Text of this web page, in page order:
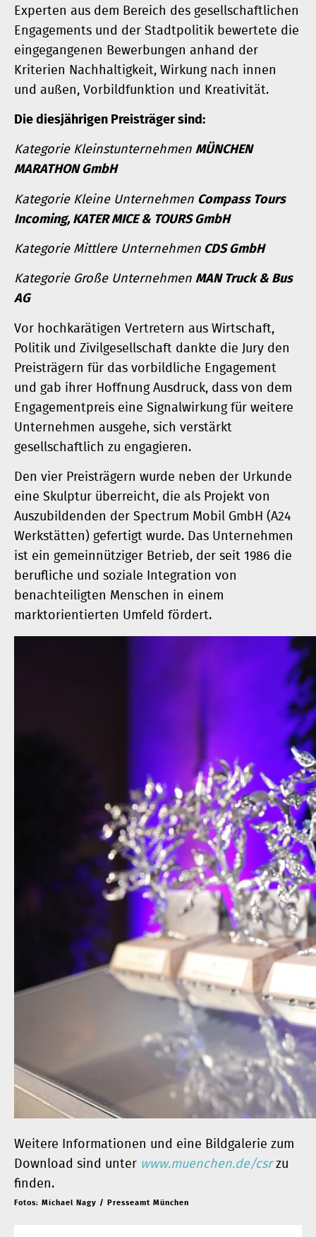
Experten aus dem Bereich des gesellschaftlichen
Engagements und der Stadtpolitik bewertete die
eingegangenen Bewerbungen anhand der
Kriterien Nachhaltigkeit, Wirkung nach innen
und außen, Vorbildfunktion und Kreativität.
Die diesjährigen Preisträger sind:
Kategorie Kleinstunternehmen MÜNCHEN
MARATHON GmbH
Kategorie Kleine Unternehmen Compass Tours
Incoming, KATER MICE & TOURS GmbH
Kategorie Mittlere Unternehmen CDS GmbH
Kategorie Große Unternehmen MAN Truck & Bus
AG
Vor hochkarätigen Vertretern aus Wirtschaft,
Politik und Zivilgesellschaft dankte die Jury den
Preisträgern für das vorbildliche Engagement
und gab ihrer Hoffnung Ausdruck, dass von dem
Engagementpreis eine Signalwirkung für weitere
Unternehmen ausgehe, sich verstärkt
gesellschaftlich zu engagieren.
Den vier Preisträgern wurde neben der Urkunde
eine Skulptur überreicht, die als Projekt von
Auszubildenden der Spectrum Mobil GmbH (A24
Werkstätten) gefertigt wurde. Das Unternehmen
ist ein gemeinnütziger Betrieb, der seit 1986 die
berufliche und soziale Integration von
benachteiligten Menschen in einem
marktorientierten Umfeld fördert.
Weitere Informationen und eine Bildgalerie zum
Download sind unter www.muenchen.de/csr zu
finden.
Fotos: Michael Nagy / Presseamt München